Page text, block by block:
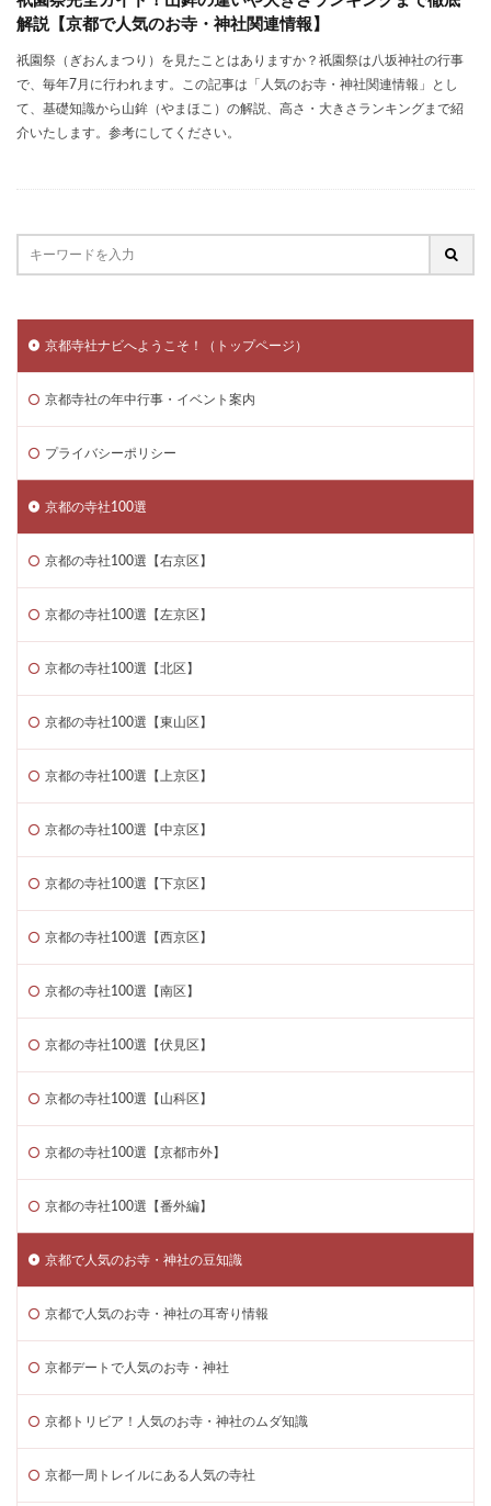
解説【京都で人気のお寺・神社関連情報】
祇園祭（ぎおんまつり）を見たことはありますか？祇園祭は八坂神社の行事
で、毎年7月に行われます。この記事は「人気のお寺・神社関連情報」とし
て、基礎知識から山鉾（やまほこ）の解説、高さ・大きさランキングまで紹
介いたします。参考にしてください。
京都寺社ナビへようこそ！（トップページ）
京都寺社の年中行事・イベント案内
プライバシーポリシー
京都の寺社100選
京都の寺社100選【右京区】
京都の寺社100選【左京区】
京都の寺社100選【北区】
京都の寺社100選【東山区】
京都の寺社100選【上京区】
京都の寺社100選【中京区】
京都の寺社100選【下京区】
京都の寺社100選【西京区】
京都の寺社100選【南区】
京都の寺社100選【伏見区】
京都の寺社100選【山科区】
京都の寺社100選【京都市外】
京都の寺社100選【番外編】
京都で人気のお寺・神社の豆知識
京都で人気のお寺・神社の耳寄り情報
京都デートで人気のお寺・神社
京都トリビア！人気のお寺・神社のムダ知識
京都一周トレイルにある人気の寺社